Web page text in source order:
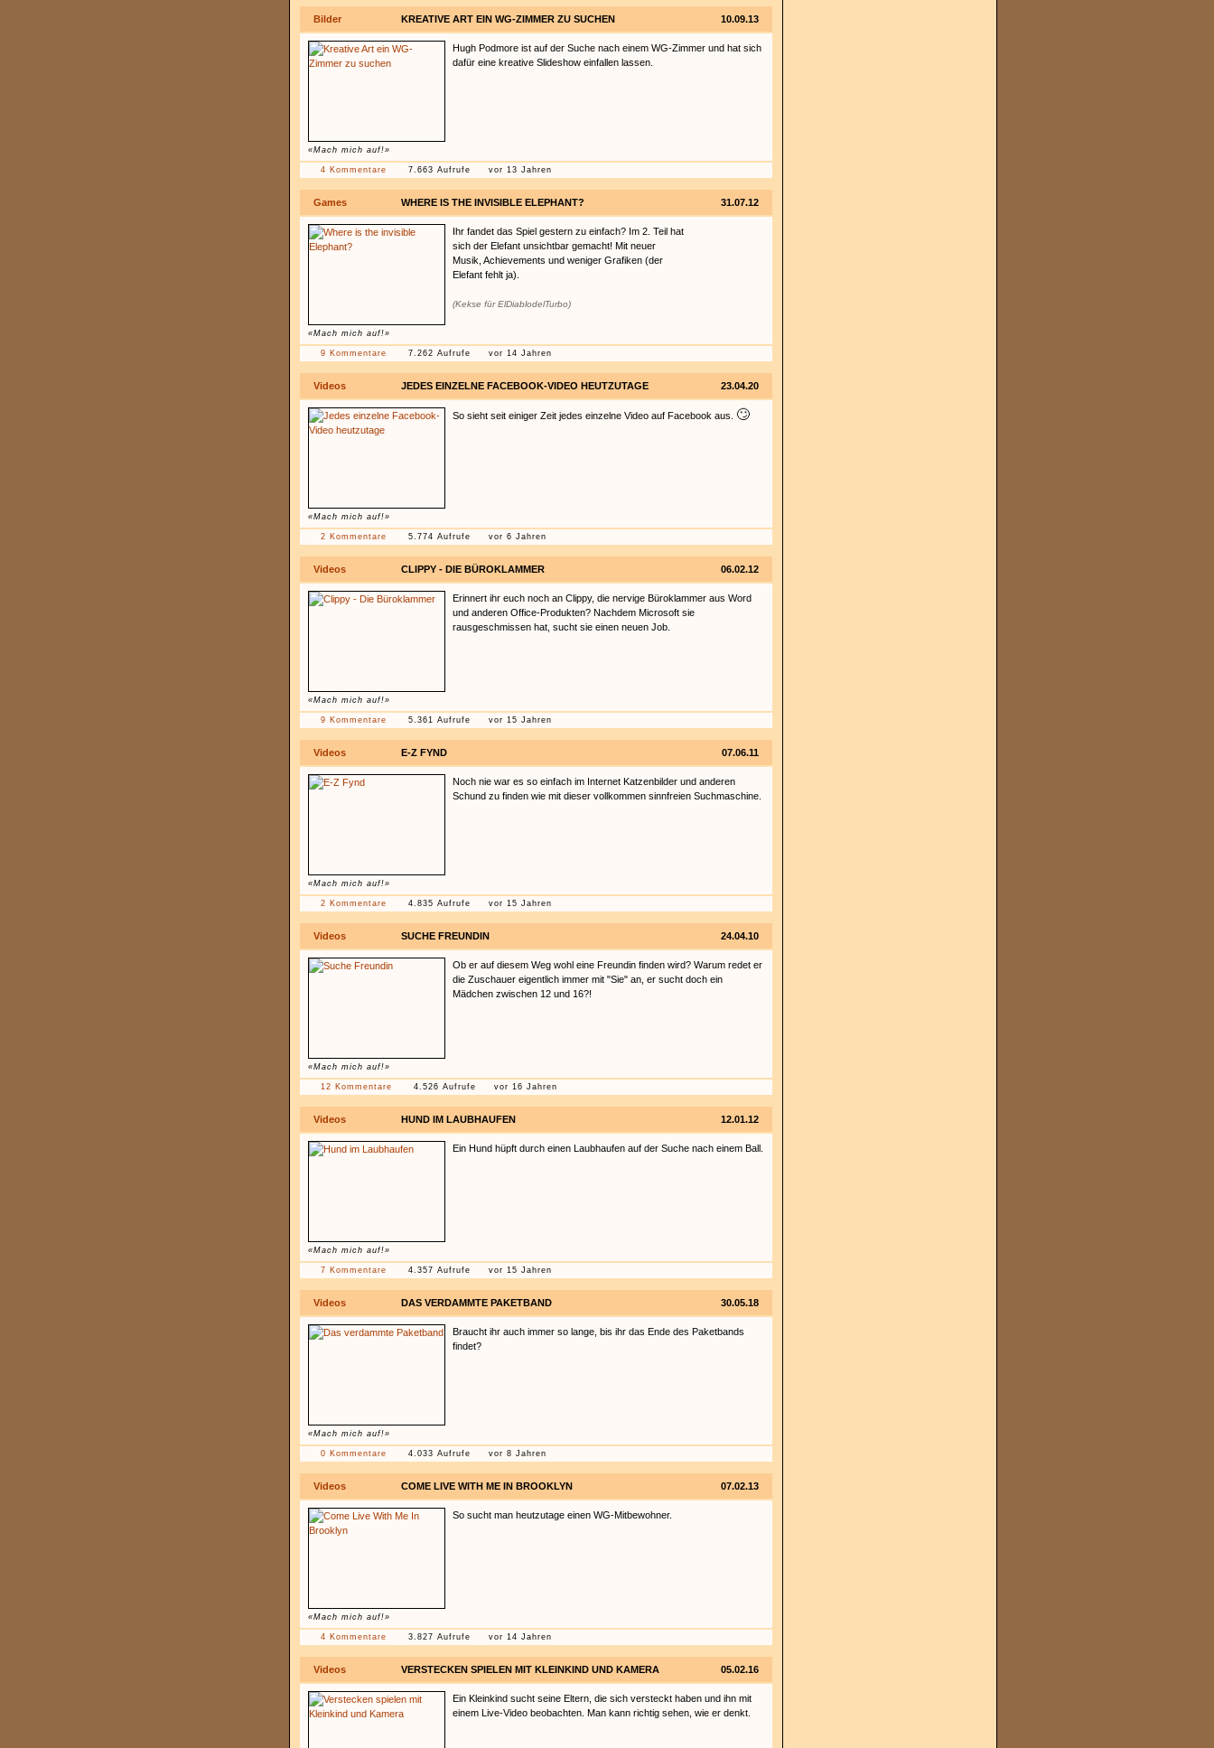
Bilder 10.09.13
KREATIVE ART EIN WG-ZIMMER ZU SUCHEN
«Mach mich auf!»
Hugh Podmore ist auf der Suche nach einem WG-Zimmer und hat sich
dafür eine kreative Slideshow einfallen lassen.
4 Kommentare 7.663 Aufrufe vor 13 Jahren
Games 31.07.12
WHERE IS THE INVISIBLE ELEPHANT?
«Mach mich auf!»
Ihr fandet das Spiel gestern zu einfach? Im 2. Teil hat
sich der Elefant unsichtbar gemacht! Mit neuer
Musik, Achievements und weniger Grafiken (der
Elefant fehlt ja).
(Kekse für ElDiablodelTurbo)
9 Kommentare 7.262 Aufrufe vor 14 Jahren
Videos 23.04.20
JEDES EINZELNE FACEBOOK-VIDEO HEUTZUTAGE
«Mach mich auf!»
So sieht seit einiger Zeit jedes einzelne Video auf Facebook aus. 🙄
2 Kommentare 5.774 Aufrufe vor 6 Jahren
Videos 06.02.12
CLIPPY - DIE BÜROKLAMMER
«Mach mich auf!»
Erinnert ihr euch noch an Clippy, die nervige Büroklammer aus Word
und anderen Office-Produkten? Nachdem Microsoft sie
rausgeschmissen hat, sucht sie einen neuen Job.
9 Kommentare 5.361 Aufrufe vor 15 Jahren
Videos 07.06.11
E-Z FYND
«Mach mich auf!»
Noch nie war es so einfach im Internet Katzenbilder und anderen
Schund zu finden wie mit dieser vollkommen sinnfreien Suchmaschine.
2 Kommentare 4.835 Aufrufe vor 15 Jahren
Videos 24.04.10
SUCHE FREUNDIN
«Mach mich auf!»
Ob er auf diesem Weg wohl eine Freundin finden wird? Warum redet er
die Zuschauer eigentlich immer mit "Sie" an, er sucht doch ein
Mädchen zwischen 12 und 16?!
12 Kommentare 4.526 Aufrufe vor 16 Jahren
Videos 12.01.12
HUND IM LAUBHAUFEN
«Mach mich auf!»
Ein Hund hüpft durch einen Laubhaufen auf der Suche nach einem Ball.
7 Kommentare 4.357 Aufrufe vor 15 Jahren
Videos 30.05.18
DAS VERDAMMTE PAKETBAND
«Mach mich auf!»
Braucht ihr auch immer so lange, bis ihr das Ende des Paketbands
findet?
0 Kommentare 4.033 Aufrufe vor 8 Jahren
Videos 07.02.13
COME LIVE WITH ME IN BROOKLYN
«Mach mich auf!»
So sucht man heutzutage einen WG-Mitbewohner.
4 Kommentare 3.827 Aufrufe vor 14 Jahren
Videos 05.02.16
VERSTECKEN SPIELEN MIT KLEINKIND UND KAMERA
Ein Kleinkind sucht seine Eltern, die sich versteckt haben und ihn mit
einem Live-Video beobachten. Man kann richtig sehen, wie er denkt.